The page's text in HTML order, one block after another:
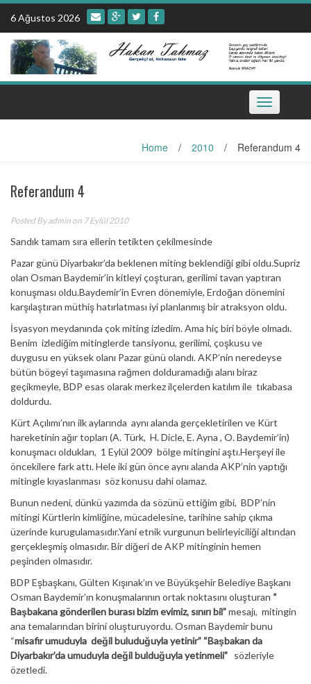
Skip
content
6 Ağustos 2026
Toggle
navigation
Home / 2010 / Referandum 4
Referandum 4
Posted Byadmin on 7 Eylül 2010
Sandık tamam sıra ellerin tetikten çekilmesinde
Pazar günü Diyarbakır’da beklenen miting beklendiği gibi oldu.Supriz
olan Osman Baydemir’in kitleyi çoşturan, gerilimi tavan yaptıran
konuşması oldu.Baydemir’in Evren dönemiyle, Erdoğan dönemini
karşılaştıran müthiş hatırlatması iyi planlanmış bir atraksyon oldu.
İsyasyon meydanında çok miting izledim. Ama hiç biri böyle olmadı.
Benim izlediğim mitinglerde tansiyonu, gerilimi, çoşkusu ve
duygusu en yüksek olanı Pazar günü olandı. AKP’nin neredeyse
bütün bögeyi taşımasına rağmen dolduramadığı alanı biraz
geçikmeyle, BDP esas olarak merkez ilçelerden katılım ile tıkabasa
doldurdu.
Kürt Açılımı’nın ilk aylarında aynı alanda gerçekletirilen ve Kürt
hareketinin ağır topları (A. Türk, H. Dicle, E. Ayna , O. Baydemir’in)
konuşmacı oldukları, 1 Eylül 2009 bölge mitingini aştı.Herşeyi ile
öncekilere fark attı. Hele iki gün önce aynı alanda AKP’nin yaptığı
mitingle kıyaslanması söz konusu dahi olamaz.
Bunun nedeni, dünkü yazımda da sözünü ettiğim gibi, BDP’nin
mitingi Kürtlerin kimliğine, mücadelesine, tarihine sahip çıkma
üzerinde kurugulamasıdır.Yani etnik vurgunun belirleyiciliği altından
gerçekleşmiş olmasıdır. Bir diğeri de AKP mitinginin hemen
peşinden olmasıdır.
BDP Eşbaşkanı, Gülten Kışınak’ın ve Büyükşehir Belediye Başkanı
Osman Baydemir’ın konuşmalarının ortak noktasını oluşturan “
Başbakana gönderilen burası bizim evimiz, sınırı bil”mesajı, mitingin
ana temalarından birini oluşturuyordu. Osman Baydemir bunu
“misafir umuduyla değil buluduğuyla yetinir” “Başbakan da
Diyarbakır’da umuduyla değil bulduğuyla yetinmeli” sözleriyle
özetledi.